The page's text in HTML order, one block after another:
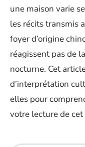
une maison varie
les récits transmis
foyer d’origine
réagissent pas de
nocturne. Cet
d’interprétation
elles pour
votre lecture de